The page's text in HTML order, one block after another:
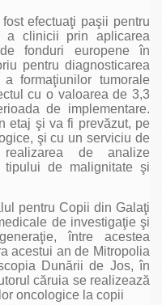
efectuaţi paşii pentru
a clinicii prin aplicarea
fonduri europene în
pentru diagnosticarea
formaţiunilor tumorale
cu o valoarea de 3,3
de implementare.
etaj şi va fi prevăzut, pe
şi cu un serviciu de
de analize
tipului de malignitate şi
pentru Copii din Galaţi
de investigaţie şi
între acestea
acestui an de Mitropolia
Dunării de Jos, în
căruia se realizează
oncologice la copii